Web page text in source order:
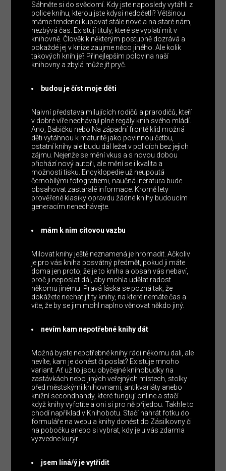
Sáhněte si do svědomí. Kdy jste naposledy vytáhli z
police knihu, kterou jste kdysi nedočetli? Většinou
máme tendenci kupovat stále nové a na staré nám,
nezbývá čas. Existují tituly, které se vyplatí mít v
knihovně. Člověk k některým postupně dozrává a
pokaždé jej v knize zaujme něco jiného. Ale kolik
takových knih je? Přinejlepším polovina naší
knihovny a zbylá může jít pryč.
budou je číst moje děti
Naivní představa milujících rodičů a prarodičů, kteří
v dobré víře nechávají plné regály knih svého mládí.
Ano, Babičku nebo Na západní frontě klid možná
děti vytáhnou k maturitě jako povinnou četbu,
ostatní knihy ale budu dál ležet v policích bez jejich
zájmu. Nejenže se mění vkus a s novou dobou
přichází nový autoři, ale mění se i kvalita a
možnosti tisku. Encyklopedie už neupoutá
černobílými fotografiemi, naučná literatura bude
obsahovat zastaralé informace. Kromě lety
prověřené klasiky opravdu žádné knihy budoucím
generacím nenechávejte.
mám k nim citovou vazbu
Milovat knihy ještě neznamená je hromadit. Ačkoliv
je pro vás kniha posvátný předmět, pokud ji máte
doma jen proto, že je to kniha a obsah vás nebaví,
proč ji neposlat dál, aby mohla udělat radost
někomu jinému. Pravá láska se pozná tak, že
dokážete nechat jít ty knihy, na které nemáte čas a
víte, že by se jim mohl naplno věnovat někdo jiný.
nevím kam nepotřebné knihy dát
Možná byste nepotřebné knihy rádi někomu dali, ale
nevíte, kam je donést či poslat? Existuje mnoho
variant. Ať už to jsou obyčejné knihobudky na
zastávkách nebo jiných veřejných místech, stolky
před městskými knihovnami, antikvariáty anebo
knižní secondhandy, které fungují online a stačí
když knihy vyfotíte a oni si pro ně přijedou. Takhle to
chodí například v Knihobotu. Stačí nahrát fotku do
formuláře na webu a knihy donést do Zásilkovny či
na pobočku anebo si vybrat, kdy je u vás zdarma
vyzvedne kurýr.
jsem líná/ý je vytřídit